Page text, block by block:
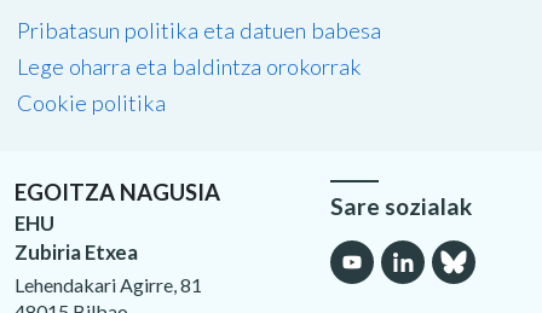
Pribatasun politika eta datuen babesa
Lege oharra eta baldintza orokorrak
Cookie politika
EGOITZA NAGUSIA
EHU
Zubiria Etxea
Lehendakari Agirre, 81
Sare sozialak